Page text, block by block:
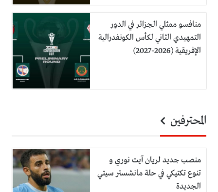
منافسو ممثلي الجزائر في الدور
التمهيدي الثاني لكأس الكونفدرالية
الإفريقية (2026-2027)
المحترفين
منصب جديد لريان آيت نوري و
تنوع تكتيكي في حلة مانشستر سيتي
الجديدة